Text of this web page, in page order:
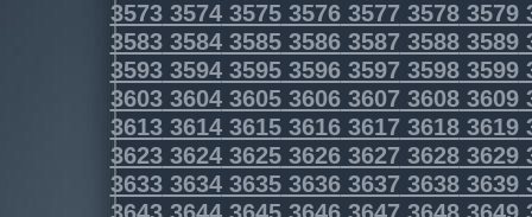
3573357435753576357735783579
3583358435853586358735883589
3593359435953596359735983599
3603360436053606360736083609
3613361436153616361736183619
3623362436253626362736283629
3633363436353636363736383639